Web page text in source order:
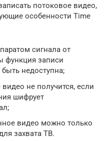
потоковое видео,
особенности Time
сигнала от
функция записи
недоступна;
не получится, если
шифрует
видео можно только
захвата TB.